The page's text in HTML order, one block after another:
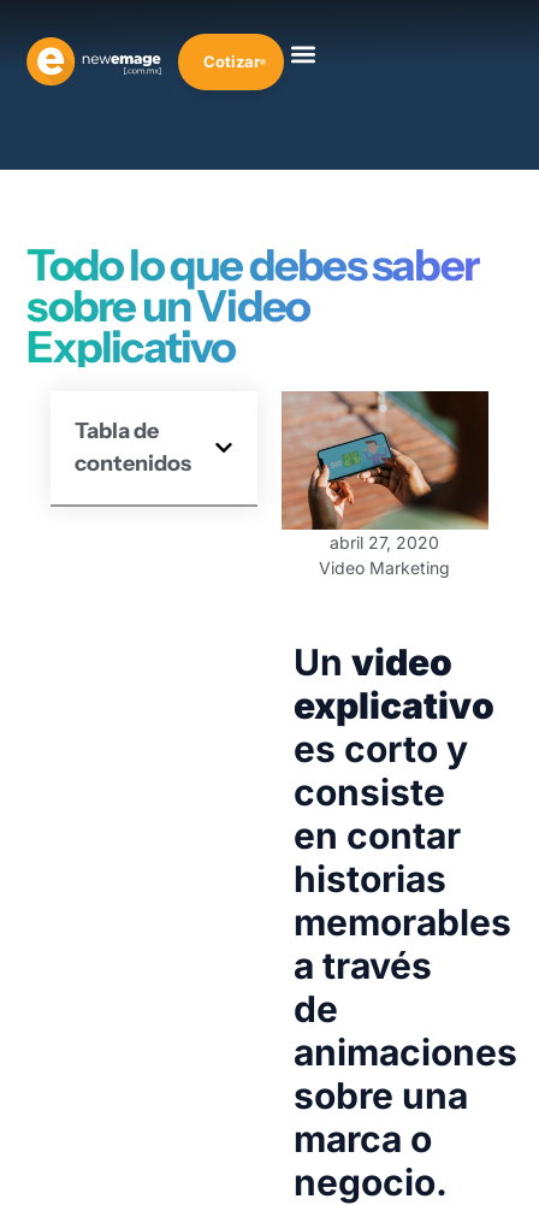
Cotizar
Todo lo que debes saber
sobre un Video
Explicativo
Tabla de
contenidos
abril 27, 2020
Video Marketing
Un video
explicativo
es corto y
consiste
en contar
historias
memorables
a través
de
animaciones
sobre una
marca o
negocio.